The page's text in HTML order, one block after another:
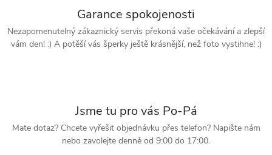
Garance spokojenosti
Nezapomenutelný zákaznický servis překoná vaše očekávání a zlepší
vám den! :) A potěší vás šperky ještě krásnější, než foto vystihne! :)
Jsme tu pro vás Po-Pá
Mate dotaz? Chcete vyřešit objednávku přes telefon? Napište nám
nebo zavolejte denně od 9:00 do 17:00.